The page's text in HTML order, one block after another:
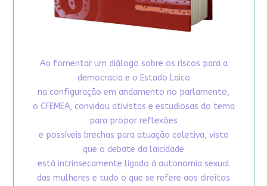
Ao fomentar um diálogo sobre os riscos para a
democracia e o Estado Laico
na configuração em andamento no parlamento,
o CFEMEA, convidou ativistas e estudiosas do tema
para propor reflexões
e possíveis brechas para atuação coletiva, visto
que o debate da laicidade
está intrinsecamente ligado à autonomia sexual
das mulheres e tudo o que se refere aos direitos